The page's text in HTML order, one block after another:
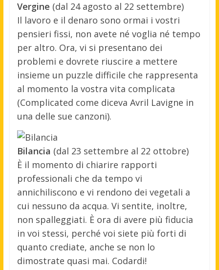
Vergine (dal 24 agosto al 22 settembre)
Il lavoro e il denaro sono ormai i vostri
pensieri fissi, non avete né voglia né tempo
per altro. Ora, vi si presentano dei
problemi e dovrete riuscire a mettere
insieme un puzzle difficile che rappresenta
al momento la vostra vita complicata
(Complicated come diceva Avril Lavigne in
una delle sue canzoni).
Bilancia (dal 23 settembre al 22 ottobre)
È il momento di chiarire rapporti
professionali che da tempo vi
annichiliscono e vi rendono dei vegetali a
cui nessuno da acqua. Vi sentite, inoltre,
non spalleggiati. È ora di avere più fiducia
in voi stessi, perché voi siete più forti di
quanto crediate, anche se non lo
dimostrate quasi mai. Codardi!